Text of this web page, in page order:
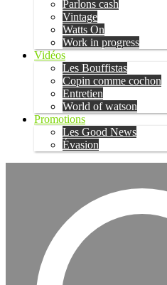
Parlons cash
Vintage
Watts On
Work in progress
Vidéos
Les Bouffistas
Copin comme cochon
Entretien
World of watson
Promotions
Les Good News
Évasion